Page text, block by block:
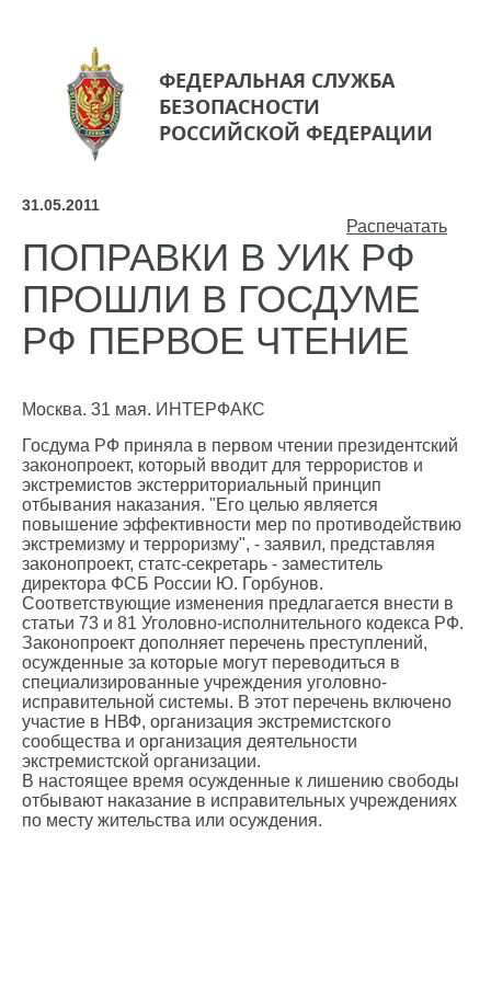
ФЕДЕРАЛЬНАЯ СЛУЖБА
БЕЗОПАСНОСТИ
РОССИЙСКОЙ ФЕДЕРАЦИИ
Распечатать
31.05.2011
ПОПРАВКИ В УИК РФ
ПРОШЛИ В ГОСДУМЕ
РФ ПЕРВОЕ ЧТЕНИЕ
Москва. 31 мая. ИНТЕРФАКС
Госдума РФ приняла в первом чтении президентский
законопроект, который вводит для террористов и
экстремистов экстерриториальный принцип
отбывания наказания. "Его целью является
повышение эффективности мер по противодействию
экстремизму и терроризму", - заявил, представляя
законопроект, статс-секретарь - заместитель
директора ФСБ России Ю. Горбунов.
Соответствующие изменения предлагается внести в
статьи 73 и 81 Уголовно-исполнительного кодекса РФ.
Законопроект дополняет перечень преступлений,
осужденные за которые могут переводиться в
специализированные учреждения уголовно-
исправительной системы. В этот перечень включено
участие в НВФ, организация экстремистского
сообщества и организация деятельности
экстремистской организации.
В настоящее время осужденные к лишению свободы
отбывают наказание в исправительных учреждениях
по месту жительства или осуждения.